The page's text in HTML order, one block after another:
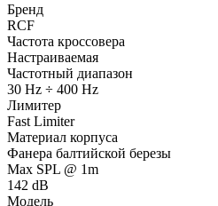
Бренд
RCF
Частота кроссовера
Настраиваемая
Частотный диапазон
30 Hz ÷ 400 Hz
Лимитер
Fast Limiter
Материал корпуса
Фанера балтийской березы
Max SPL @ 1m
142 dB
Модель